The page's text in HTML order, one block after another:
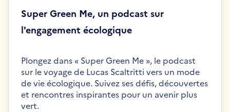
Super Green Me, un podcast sur
l'engagement écologique
Plongez dans « Super Green Me », le podcast
sur le voyage de Lucas Scaltritti vers un mode
de vie écologique. Suivez ses défis, découvertes
et rencontres inspirantes pour un avenir plus
vert.